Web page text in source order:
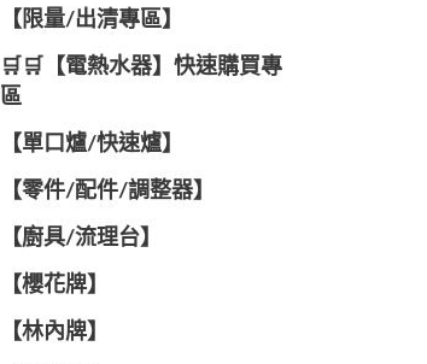
【限量/出清專區】
🛒🛒【電熱水器】快速購買專
區
【單口爐/快速爐】
【零件/配件/調整器】
【廚具/流理台】
【櫻花牌】
【林內牌】